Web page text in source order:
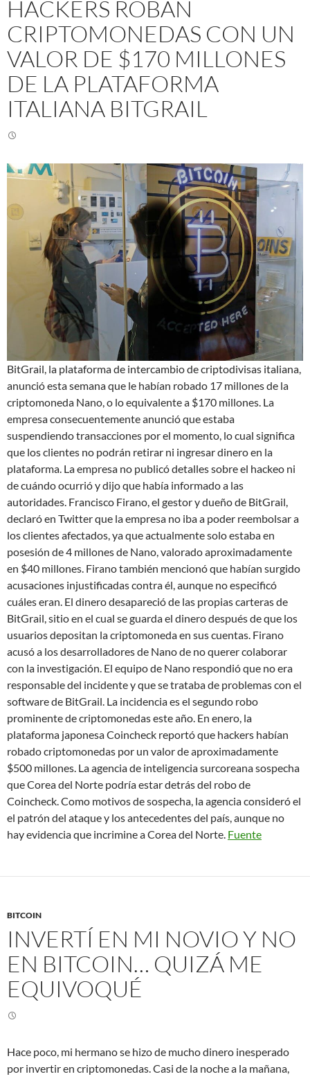
HACKERS ROBAN
CRIPTOMONEDAS CON UN
VALOR DE $170 MILLONES
DE LA PLATAFORMA
ITALIANA BITGRAIL
BitGrail, la plataforma de intercambio de criptodivisas italiana,
anunció esta semana que le habían robado 17 millones de la
criptomoneda Nano, o lo equivalente a $170 millones. La
empresa consecuentemente anunció que estaba
suspendiendo transacciones por el momento, lo cual significa
que los clientes no podrán retirar ni ingresar dinero en la
plataforma. La empresa no publicó detalles sobre el hackeo ni
de cuándo ocurrió y dijo que había informado a las
autoridades. Francisco Firano, el gestor y dueño de BitGrail,
declaró en Twitter que la empresa no iba a poder reembolsar a
los clientes afectados, ya que actualmente solo estaba en
posesión de 4 millones de Nano, valorado aproximadamente
en $40 millones. Firano también mencionó que habían surgido
acusaciones injustificadas contra él, aunque no especificó
cuáles eran. El dinero desapareció de las propias carteras de
BitGrail, sitio en el cual se guarda el dinero después de que los
usuarios depositan la criptomoneda en sus cuentas. Firano
acusó a los desarrolladores de Nano de no querer colaborar
con la investigación. El equipo de Nano respondió que no era
responsable del incidente y que se trataba de problemas con el
software de BitGrail. La incidencia es el segundo robo
prominente de criptomonedas este año. En enero, la
plataforma japonesa Coincheck reportó que hackers habían
robado criptomonedas por un valor de aproximadamente
$500 millones. La agencia de inteligencia surcoreana sospecha
que Corea del Norte podría estar detrás del robo de
Coincheck. Como motivos de sospecha, la agencia consideró el
el patrón del ataque y los antecedentes del país, aunque no
hay evidencia que incrimine a Corea del Norte. Fuente
BITCOIN
INVERTÍ EN MI NOVIO Y NO
EN BITCOIN… QUIZÁ ME
EQUIVOQUÉ
Hace poco, mi hermano se hizo de mucho dinero inesperado
por invertir en criptomonedas. Casi de la noche a la mañana,